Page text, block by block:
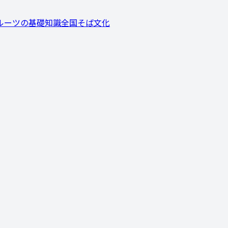
ーツの基礎知識全国そば文化